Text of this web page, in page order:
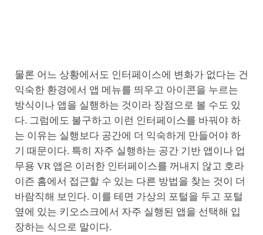
물론 어느 상황에서도 인터페이스에 변화가 없다는 건
익숙한 환경에서 앱 메뉴를 띄우고 아이콘을 누르는
방식이나 앱을 실행하는 것이라 장점으로 볼 수도 있
다. 그럼에도 불구하고 이런 인터페이스를 바꿔야 하
는 이유는 실행보다 공간에 더 익숙하게 만들어야 하
기 때문이다. 특히 자주 실행하는 공간 기반 앱이나 업
무용 VR 앱은 이러한 인터페이스를 꺼내지 않고 호라
이즌 홈에서 접근할 수 있는 다른 방법을 찾는 것이 더
바람직해 보인다. 이를 테면 가상의 포털을 두고 포털
옆에 있는 키오스크에서 자주 실행된 앱을 선택해 입
장하는 식으로 말이다.